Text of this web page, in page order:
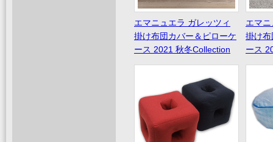
エマニュエラ ガレッツィ
掛け布団カバー＆ピローケ
ース 2021 秋冬Collection
エマ
掛け
ース